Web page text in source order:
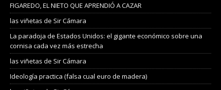
FIGAREDO, EL NIETO QUE APRENDIÓ A CAZAR
las viñetas de Sir Cámara
La paradoja de Estados Unidos: el gigante económico sobre una
cornisa cada vez más estrecha
las viñetas de Sir Cámara
Ideología practica (falsa cual euro de madera)